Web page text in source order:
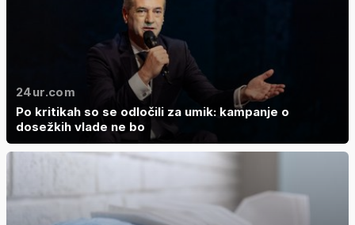
24ur.com
Po kritikah so se odločili za umik: kampanje o
dosežkih vlade ne bo